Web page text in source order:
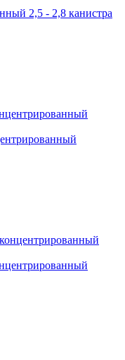
2,5 - 2,8 канистра